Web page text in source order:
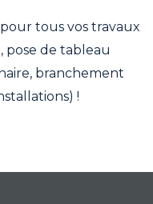
tous vos travaux
pose de tableau
branchement
!